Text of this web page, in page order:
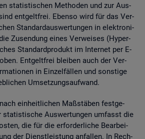
sta­tis­ti­schen Me­tho­den und zur Aus­
ent­gelt­frei. Eben­so wird für das Ver­
Stan­dard­aus­wer­tun­gen in elek­tro­ni­
Zu­sen­dung eines Ver­wei­ses (Hy­per­
Stan­dard­pro­dukt im In­ter­net per E-
Ent­gelt­frei blei­ben auch der Ver­
in Ein­zel­fäl­len und sons­ti­ge
Um­set­zungs­auf­wand.
ein­heit­li­chen Maß­stä­ben fest­ge­
sta­tis­ti­sche Aus­wer­tun­gen um­fasst die
die für die er­for­der­li­che Be­ar­bei­
der Dienst­leis­tung an­fal­len. In Rech­